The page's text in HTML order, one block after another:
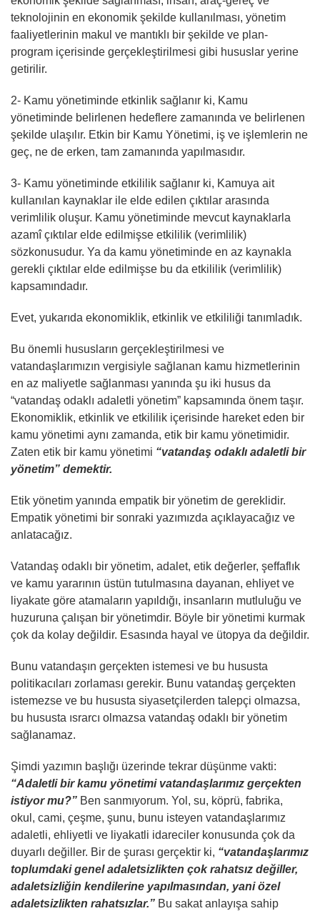
teknolojinin en ekonomik şekilde kullanılması, yönetim
faaliyetlerinin makul ve mantıklı bir şekilde ve plan-
program içerisinde gerçekleştirilmesi gibi hususlar yerine
getirilir.
2- Kamu yönetiminde etkinlik sağlanır ki, Kamu
yönetiminde belirlenen hedeflere zamanında ve belirlenen
şekilde ulaşılır. Etkin bir Kamu Yönetimi, iş ve işlemlerin ne
geç, ne de erken, tam zamanında yapılmasıdır.
3- Kamu yönetiminde etkililik sağlanır ki, Kamuya ait
kullanılan kaynaklar ile elde edilen çıktılar arasında
verimlilik oluşur. Kamu yönetiminde mevcut kaynaklarla
azamî çıktılar elde edilmişse etkililik (verimlilik)
sözkonusudur. Ya da kamu yönetiminde en az kaynakla
gerekli çıktılar elde edilmişse bu da etkililik (verimlilik)
kapsamındadır.
Evet, yukarıda ekonomiklik, etkinlik ve etkililiği tanımladık.
Bu önemli hususların gerçekleştirilmesi ve
vatandaşlarımızın vergisiyle sağlanan kamu hizmetlerinin
en az maliyetle sağlanması yanında şu iki husus da
“vatandaş odaklı adaletli yönetim” kapsamında önem taşır.
Ekonomiklik, etkinlik ve etkililik içerisinde hareket eden bir
kamu yönetimi aynı zamanda, etik bir kamu yönetimidir.
Zaten etik bir kamu yönetimi “vatandaş odaklı adaletli bir
yönetim” demektir.
Etik yönetim yanında empatik bir yönetim de gereklidir.
Empatik yönetimi bir sonraki yazımızda açıklayacağız ve
anlatacağız.
Vatandaş odaklı bir yönetim, adalet, etik değerler, şeffaflık
ve kamu yararının üstün tutulmasına dayanan, ehliyet ve
liyakate göre atamaların yapıldığı, insanların mutluluğu ve
huzuruna çalışan bir yönetimdir. Böyle bir yönetimi kurmak
çok da kolay değildir. Esasında hayal ve ütopya da değildir.
Bunu vatandaşın gerçekten istemesi ve bu hususta
politikacıları zorlaması gerekir. Bunu vatandaş gerçekten
istemezse ve bu hususta siyasetçilerden talepçi olmazsa,
bu hususta ısrarcı olmazsa vatandaş odaklı bir yönetim
sağlanamaz.
Şimdi yazımın başlığı üzerinde tekrar düşünme vakti:
“Adaletli bir kamu yönetimi vatandaşlarımız gerçekten
istiyor mu?” Ben sanmıyorum. Yol, su, köprü, fabrika,
okul, cami, çeşme, şunu, bunu isteyen vatandaşlarımız
adaletli, ehliyetli ve liyakatli idareciler konusunda çok da
duyarlı değiller. Bir de şurası gerçektir ki, “vatandaşlarımız
toplumdaki genel adaletsizlikten çok rahatsız değiller,
adaletsizliğin kendilerine yapılmasından, yani özel
adaletsizlikten rahatsızlar.” Bu sakat anlayışa sahip